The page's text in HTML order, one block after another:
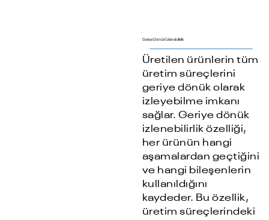
Geriye Dönük İzlenebilirlik
Üretilen ürünlerin tüm
üretim süreçlerini
geriye dönük olarak
izleyebilme imkanı
sağlar. Geriye dönük
izlenebilirlik özelliği,
her ürünün hangi
aşamalardan geçtiğini
ve hangi bileşenlerin
kullanıldığını
kaydeder. Bu özellik,
üretim süreçlerindeki